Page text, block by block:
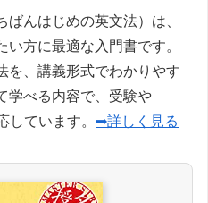
ばんはじめの英文法）は、
方に最適な入門書です。
を、講義形式でわかりやす
学べる内容で、受験や
しています。 ➡詳しく見る